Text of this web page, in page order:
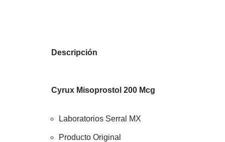
Descripción
Cyrux Misoprostol 200 Mcg
Laboratorios Serral MX
Producto Original